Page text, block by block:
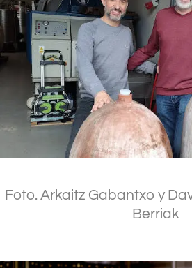
Foto. Arkaitz Gabantxo y
Berriak